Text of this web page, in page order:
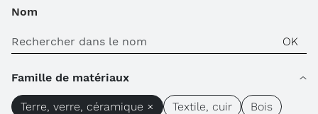
Nom
Famille de matériaux
Terre, verre, céramique × Textile, cuir
Bois